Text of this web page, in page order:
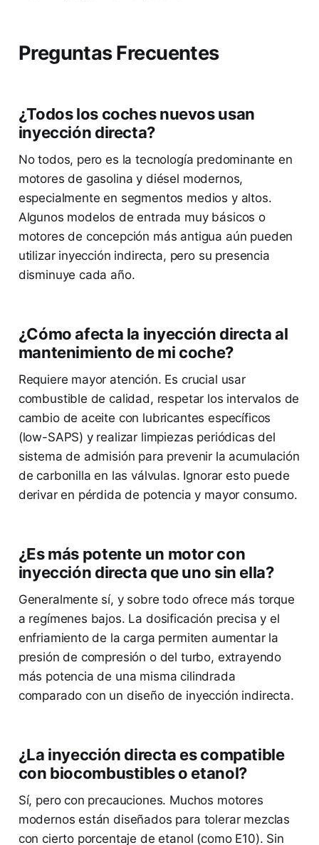
Preguntas Frecuentes
¿Todos los coches nuevos usan
inyección directa?
No todos, pero es la tecnología predominante en
motores de gasolina y diésel modernos,
especialmente en segmentos medios y altos.
Algunos modelos de entrada muy básicos o
motores de concepción más antigua aún pueden
utilizar inyección indirecta, pero su presencia
disminuye cada año.
¿Cómo afecta la inyección directa al
mantenimiento de mi coche?
Requiere mayor atención. Es crucial usar
combustible de calidad, respetar los intervalos de
cambio de aceite con lubricantes específicos
(low-SAPS) y realizar limpiezas periódicas del
sistema de admisión para prevenir la acumulación
de carbonilla en las válvulas. Ignorar esto puede
derivar en pérdida de potencia y mayor consumo.
¿Es más potente un motor con
inyección directa que uno sin ella?
Generalmente sí, y sobre todo ofrece más torque
a regímenes bajos. La dosificación precisa y el
enfriamiento de la carga permiten aumentar la
presión de compresión o del turbo, extrayendo
más potencia de una misma cilindrada
comparado con un diseño de inyección indirecta.
¿La inyección directa es compatible
con biocombustibles o etanol?
Sí, pero con precauciones. Muchos motores
modernos están diseñados para tolerar mezclas
con cierto porcentaje de etanol (como E10). Sin